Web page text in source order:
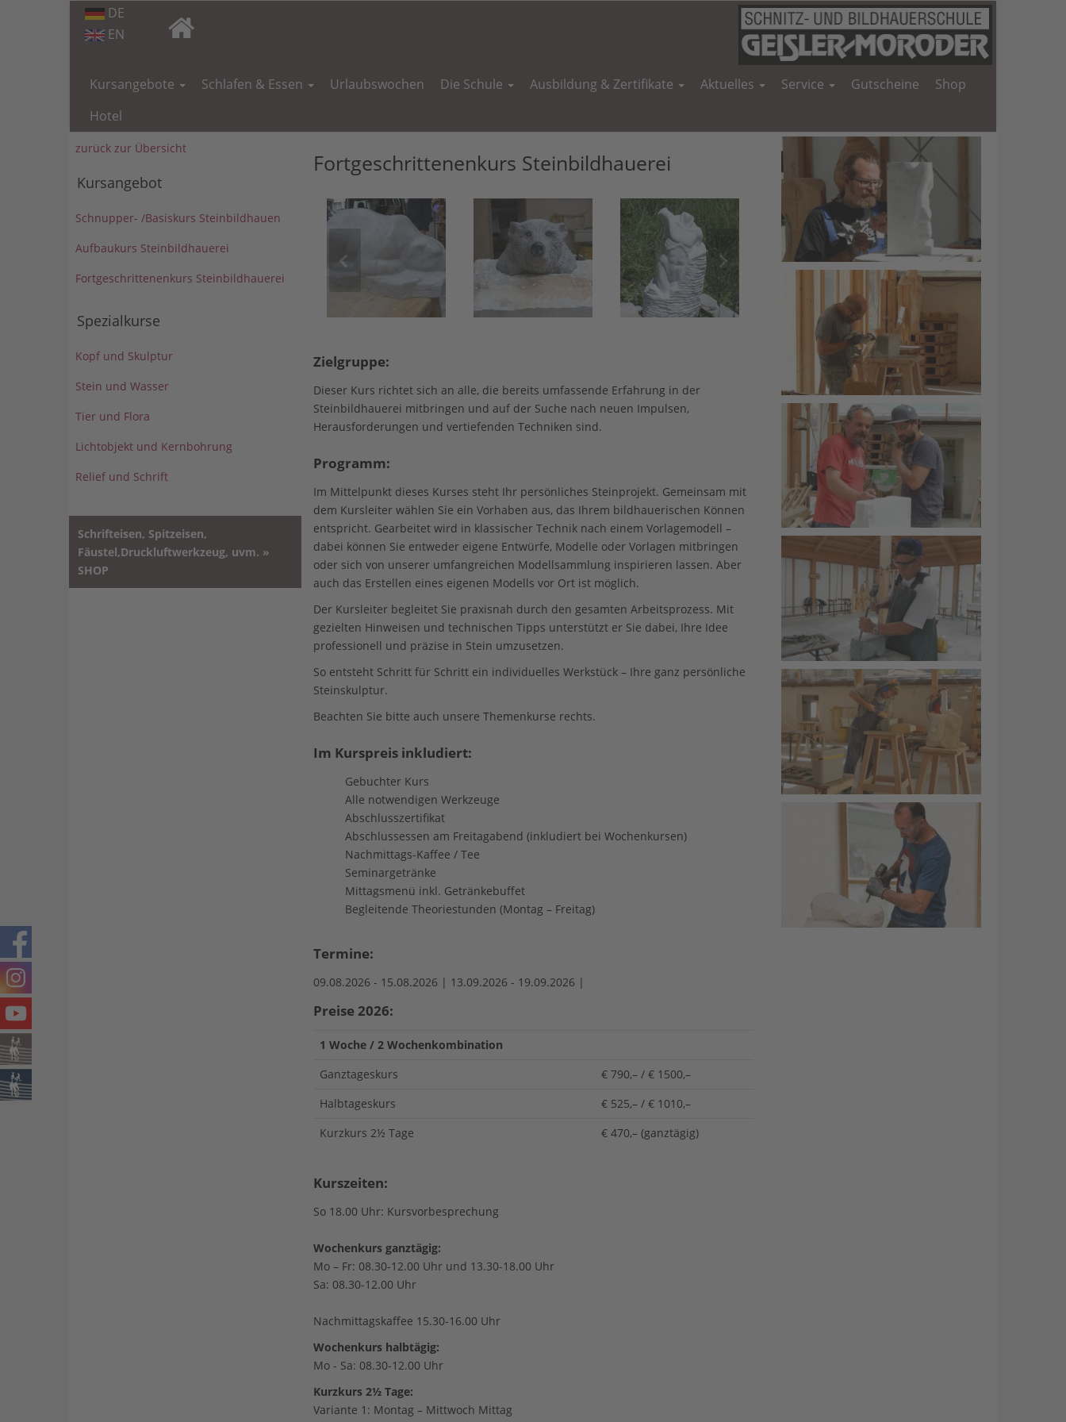
DE
EN
Kursangebote Schlafen & Essen Urlaubswochen Die Schule Ausbildung & Zertifikate Aktuelles Service Gutscheine
Shop
Hotel
Fortgeschrittenenkurs Steinbildhauerei
Zielgruppe:
Dieser Kurs richtet sich an alle, die bereits umfassende Erfahrung in der
Steinbildhauerei mitbringen und auf der Suche nach neuen Impulsen,
Herausforderungen und vertiefenden Techniken sind.
Programm:
Im Mittelpunkt dieses Kurses steht Ihr persönliches Steinprojekt. Gemeinsam mit
dem Kursleiter wählen Sie ein Vorhaben aus, das Ihrem bildhauerischen Können
entspricht. Gearbeitet wird in klassischer Technik nach einem Vorlagemodell –
dabei können Sie entweder eigene Entwürfe, Modelle oder Vorlagen mitbringen
oder sich von unserer umfangreichen Modellsammlung inspirieren lassen. Aber
auch das Erstellen eines eigenen Modells vor Ort ist möglich.
Der Kursleiter begleitet Sie praxisnah durch den gesamten Arbeitsprozess. Mit
gezielten Hinweisen und technischen Tipps unterstützt er Sie dabei, Ihre Idee
professionell und präzise in Stein umzusetzen.
So entsteht Schritt für Schritt ein individuelles Werkstück – Ihre ganz persönliche
Steinskulptur.
Beachten Sie bitte auch unsere Themenkurse rechts.
Im Kurspreis inkludiert:
Gebuchter Kurs
Alle notwendigen Werkzeuge
Abschlusszertifikat
Abschlussessen am Freitagabend (inkludiert bei Wochenkursen)
Nachmittags-Kaffee / Tee
Seminargetränke
Mittagsmenü inkl. Getränkebuffet
Begleitende Theoriestunden (Montag – Freitag)
Termine:
09.08.2026 - 15.08.2026 | 13.09.2026 - 19.09.2026 |
Preise 2026:
1 Woche / 2 Wochenkombination
Ganztageskurs
€ 790,– / € 1500,–
Halbtageskurs
€ 525,– / € 1010,–
Kurzkurs 2½ Tage
€ 470,– (ganztägig)
Kurszeiten:
So 18.00 Uhr: Kursvorbesprechung
Wochenkurs ganztägig:
Mo – Fr: 08.30-12.00 Uhr und 13.30-18.00 Uhr
Sa: 08.30-12.00 Uhr
Nachmittagskaffee 15.30-16.00 Uhr
Wochenkurs halbtägig:
Mo - Sa: 08.30-12.00 Uhr
Kurzkurs 2½ Tage:
Variante 1: Montag – Mittwoch Mittag
zurück zur Übersicht
Kursangebot
Schnupper- /Basiskurs Steinbildhauen
Aufbaukurs Steinbildhauerei
Fortgeschrittenenkurs Steinbildhauerei
Spezialkurse
Kopf und Skulptur
Stein und Wasser
Tier und Flora
Lichtobjekt und Kernbohrung
Relief und Schrift
Schrifteisen, Spitzeisen,
Fäustel,Druckluftwerkzeug, uvm. »
SHOP